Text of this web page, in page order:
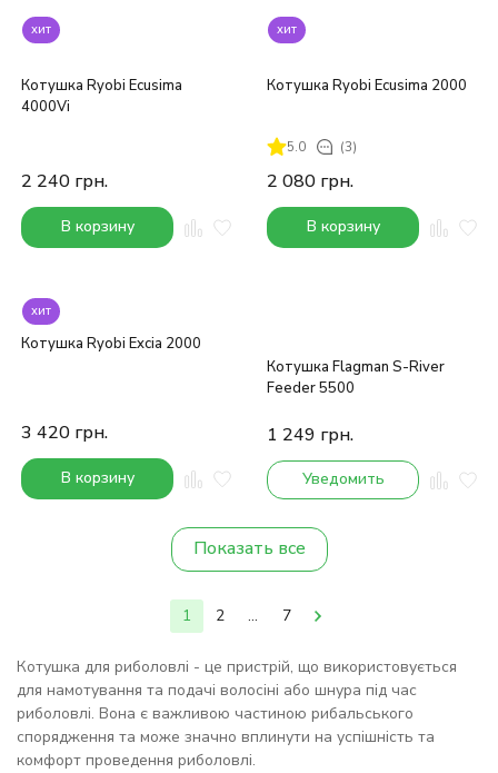
хит
Котушка Ryobi Ecusima
4000Vi
2 240 грн.
В корзину
хит
Котушка Ryobi Ecusima 2000
5.0 (3)
2 080 грн.
В корзину
хит
Котушка Ryobi Excia 2000
3 420 грн.
В корзину
Котушка Flagman S-River
Feeder 5500
1 249 грн.
Уведомить
Показать все
1 2 ... 7
Котушка для риболовлі - це пристрій, що використовується
для намотування та подачі волосіні або шнура під час
риболовлі. Вона є важливою частиною рибальського
спорядження та може значно вплинути на успішність та
комфорт проведення риболовлі.